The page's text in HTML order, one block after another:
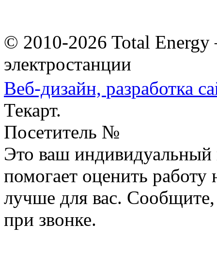
© 2010-2026 Total
электростанции
Веб-дизайн, разработка
Текарт.
Посетитель №
Это ваш
помогает оценить работу
лучше для вас.
при звонке.